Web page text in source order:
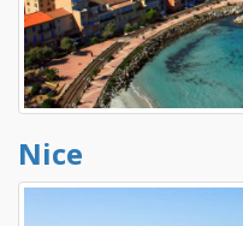
Nice